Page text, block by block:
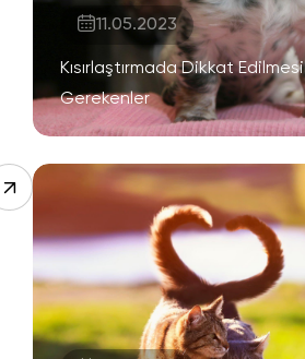
11.05.2023
Kısırlaştırmada Dikkat Edilmesi
Gerekenler